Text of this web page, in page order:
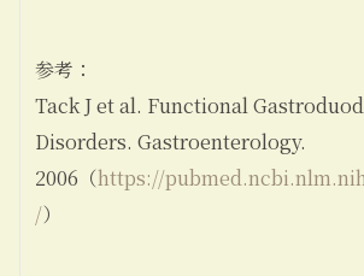
参考：
Tack J et al. Functional
Disorders. Gastroenterology.
2006（https://
/）